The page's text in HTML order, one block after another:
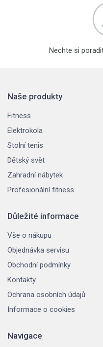
Nechte si
Naše produkty
Fitness
Elektrokola
Stolní tenis
Dětský svět
Zahradní nábytek
Profesionální fitness
Důležité informace
Vše o nákupu
Objednávka servisu
Obchodní podmínky
Kontakty
Ochrana osobních údajů
Informace o cookies
Navigace